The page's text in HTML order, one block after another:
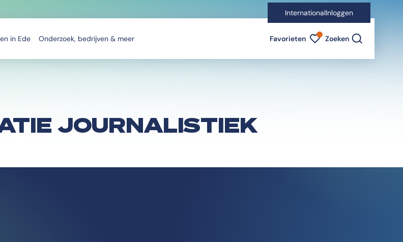
InternationalInloggen
in Ede Onderzoek, bedrijven & meer Favorieten Favorieten indicator
Zoeken
JOURNALISTIEK